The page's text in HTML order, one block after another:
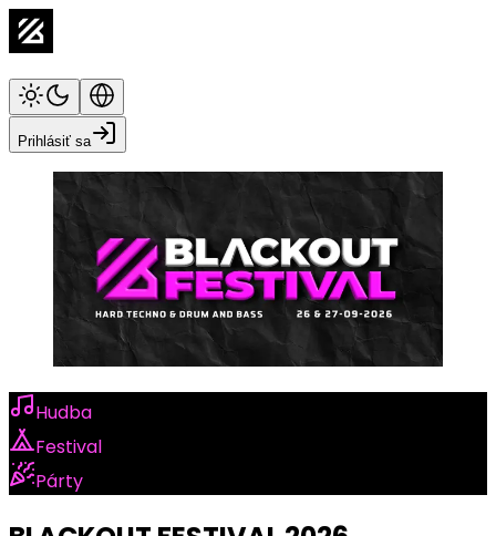
Prihlásiť sa
Hudba
Festival
Párty